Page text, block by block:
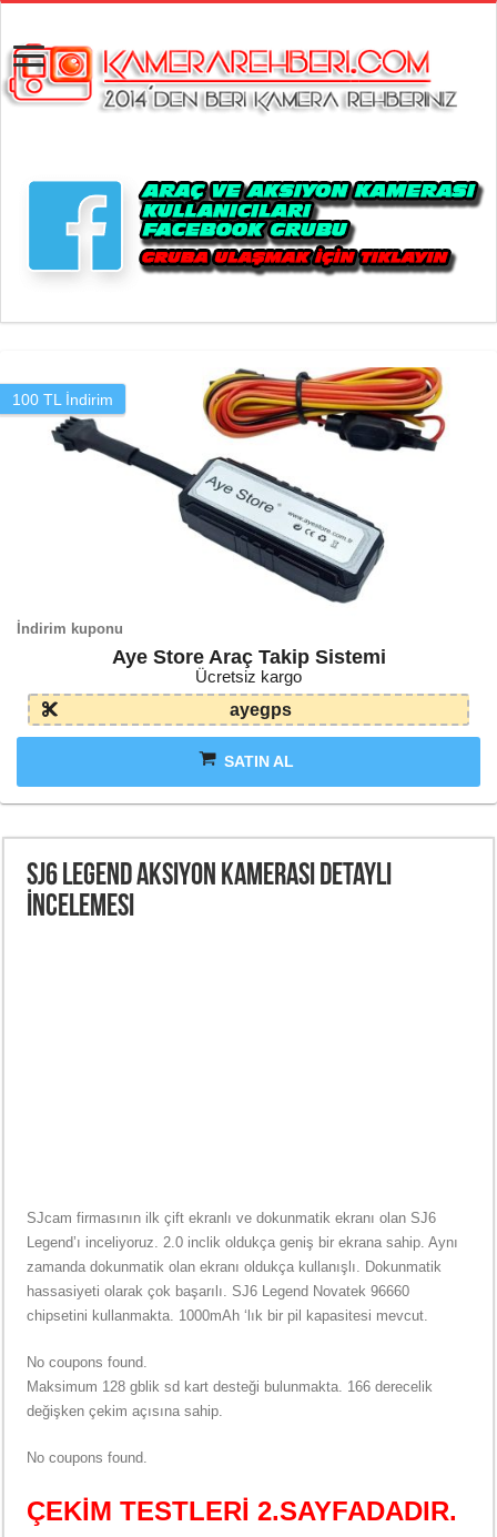
100 TL İndirim
İndirim kuponu
Aye Store Araç Takip Sistemi
Ücretsiz kargo
ayegps
SATIN AL
SJ6 Legend Aksiyon Kamerası Detaylı
İncelemesi
SJcam firmasının ilk çift ekranlı ve dokunmatik ekranı olan SJ6
Legend’ı inceliyoruz. 2.0 inclik oldukça geniş bir ekrana sahip. Aynı
zamanda dokunmatik olan ekranı oldukça kullanışlı. Dokunmatik
hassasiyeti olarak çok başarılı. SJ6 Legend Novatek 96660
chipsetini kullanmakta. 1000mAh ‘lık bir pil kapasitesi mevcut.
No coupons found.
Maksimum 128 gblik sd kart desteği bulunmakta. 166 derecelik
değişken çekim açısına sahip.
No coupons found.
ÇEKİM TESTLERİ 2.SAYFADADIR.